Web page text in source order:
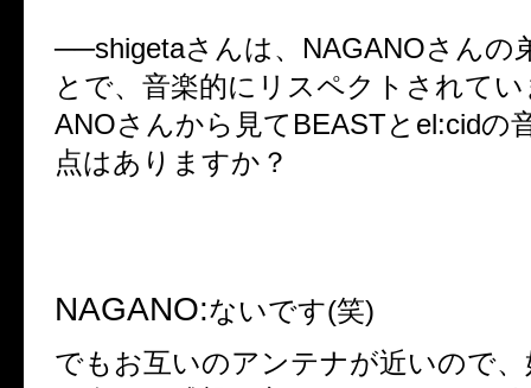
──shigetaさんは、 NAGANOさんの
とで、音楽的にリスペクトされて
ANOさんから見て BEASTと el:cidの
点はありますか？
NAGANO:ないです(笑)
でもお互いのアンテナが近いので